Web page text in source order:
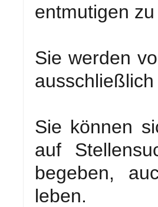
entmutigen
Sie werden
Sie können
auf
begeben,
leben.